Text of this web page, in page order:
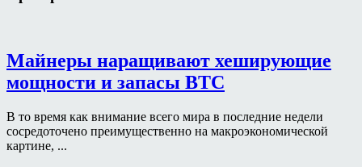
Майнеры наращивают хеширующие
мощности и запасы BTC
В то время как внимание всего мира в последние недели
сосредоточено преимущественно на макроэкономической
картине, ...